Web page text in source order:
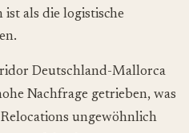
als die logistische
Deutschland-Mallorca
Nachfrage getrieben, was
ungewöhnlich